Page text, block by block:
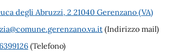
degli Abruzzi, 2 21040 Gerenzano (VA)
(Indirizzo mail)
(Telefono)